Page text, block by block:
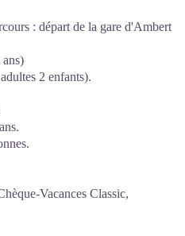
: départ de la gare d'Ambert
2 enfants).
Vacances Classic,